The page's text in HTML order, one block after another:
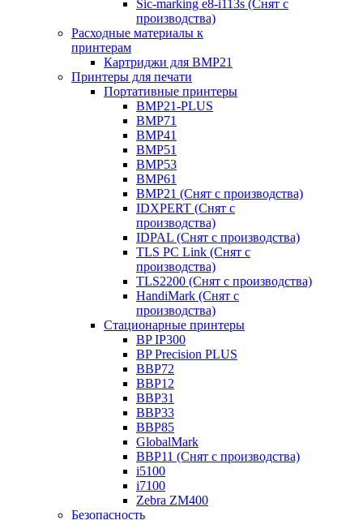
Sic-marking e8-i113s (Снят с
производства)
Расходные материалы к
принтерам
Картриджи для BMP21
Принтеры для печати
Портативные принтеры
BMP21-PLUS
BMP71
BMP41
BMP51
BMP53
BMP61
BMP21 (Снят с производства)
IDXPERT (Снят с
производства)
IDPAL (Снят с производства)
TLS PC Link (Снят с
производства)
TLS2200 (Снят с производства)
HandiMark (Снят с
производства)
Стационарные принтеры
BP IP300
BP Precision PLUS
BBP72
BBP12
BBP31
BBP33
BBP85
GlobalMark
BBP11 (Снят с производства)
i5100
i7100
Zebra ZM400
Безопасность